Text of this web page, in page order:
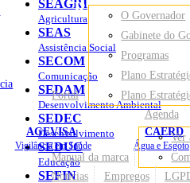
Rondônia
AGEVISA
Vigilância em Saúde
CAERD
Água e Esgoto
Portal
O Governador
Gabinete do
Programas
Plano
Plano
Manual da marca
Agenda
Ver
Notícias
Empregos
SEAGRI
Agricultura
SEAS
Assistência Social
SECOM
Comunicação
SEDAM
Desenvolvimento Ambiental
SEDEC
Desenvolvimento
SEDUC
Educação
SEFIN